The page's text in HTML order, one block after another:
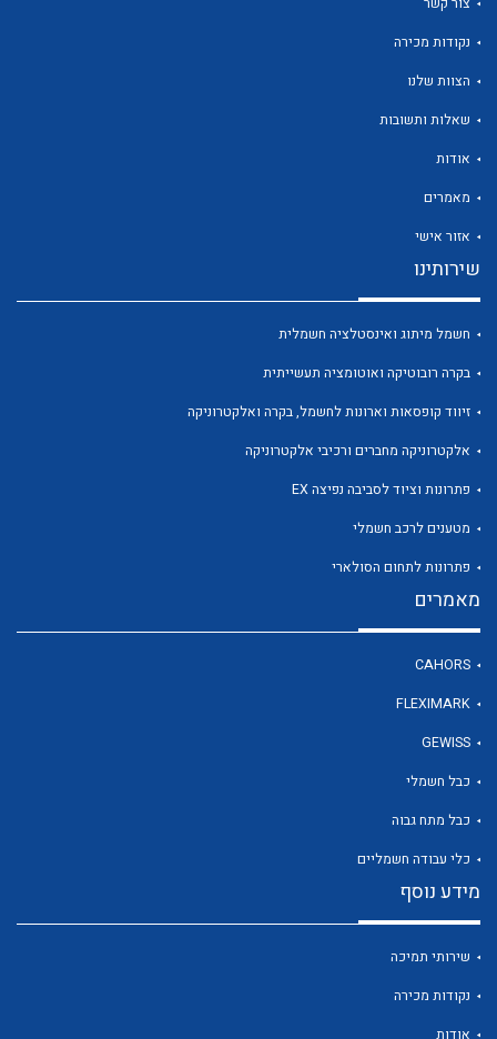
לכל מוצרי היצרן
נקודות מכירה
הצוות שלנו
שאלות ותשובות
אודות
מאמרים
אזור אישי
שירותינו
חשמל מיתוג ואינסטלציה חשמלית
בקרה רובוטיקה ואוטומציה תעשייתית
זיווד קופסאות וארונות לחשמל, בקרה ואלקטרוניקה
אלקטרוניקה מחברים ורכיבי אלקטרוניקה
פתרונות וציוד לסביבה נפיצה EX
מטענים לרכב חשמלי
פתרונות לתחום הסולארי
מאמרים
CAHORS
FLEXIMARK
GEWISS
כבל חשמלי
כבל מתח גבוה
כלי עבודה חשמליים
מידע נוסף
שירותי תמיכה
נקודות מכירה
אודות